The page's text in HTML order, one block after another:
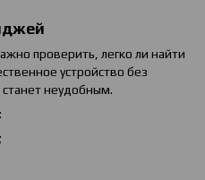
проверить, легко ли найти
устройство без
неудобным.